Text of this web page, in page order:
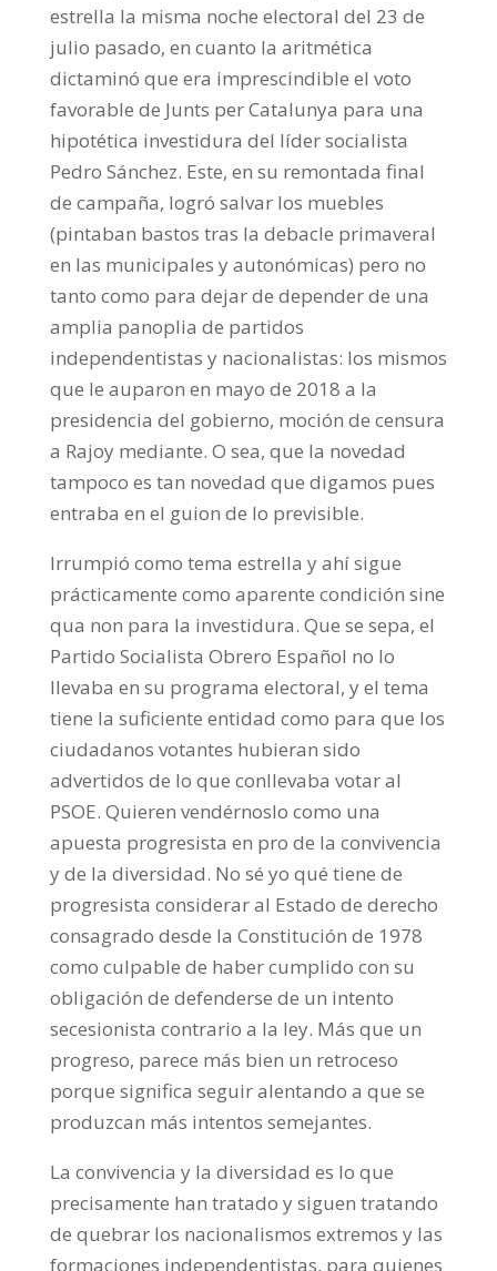
estrella la misma noche electoral del 23 de
julio pasado, en cuanto la aritmética
dictaminó que era imprescindible el voto
favorable de Junts per Catalunya para una
hipotética investidura del líder socialista
Pedro Sánchez. Este, en su remontada final
de campaña, logró salvar los muebles
(pintaban bastos tras la debacle primaveral
en las municipales y autonómicas) pero no
tanto como para dejar de depender de una
amplia panoplia de partidos
independentistas y nacionalistas: los mismos
que le auparon en mayo de 2018 a la
presidencia del gobierno, moción de censura
a Rajoy mediante. O sea, que la novedad
tampoco es tan novedad que digamos pues
entraba en el guion de lo previsible.
Irrumpió como tema estrella y ahí sigue
prácticamente como aparente condición sine
qua non para la investidura. Que se sepa, el
Partido Socialista Obrero Español no lo
llevaba en su programa electoral, y el tema
tiene la suficiente entidad como para que los
ciudadanos votantes hubieran sido
advertidos de lo que conllevaba votar al
PSOE. Quieren vendérnoslo como una
apuesta progresista en pro de la convivencia
y de la diversidad. No sé yo qué tiene de
progresista considerar al Estado de derecho
consagrado desde la Constitución de 1978
como culpable de haber cumplido con su
obligación de defenderse de un intento
secesionista contrario a la ley. Más que un
progreso, parece más bien un retroceso
porque significa seguir alentando a que se
produzcan más intentos semejantes.
La convivencia y la diversidad es lo que
precisamente han tratado y siguen tratando
de quebrar los nacionalismos extremos y las
formaciones independentistas, para quienes